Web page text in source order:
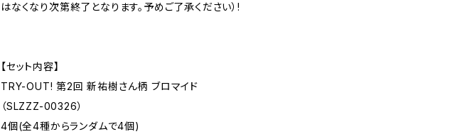
はなくなり次第終了となります。予めご了承ください）!
【セット内容】
TRY-OUT! 第2回 新祐樹さん柄 ブロマイド
（SLZZZ-00326）
4個(全4種からランダムで4個)